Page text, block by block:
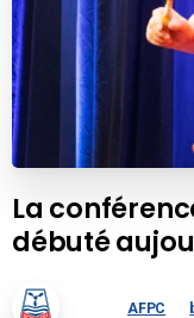
La
débuté
AFPC